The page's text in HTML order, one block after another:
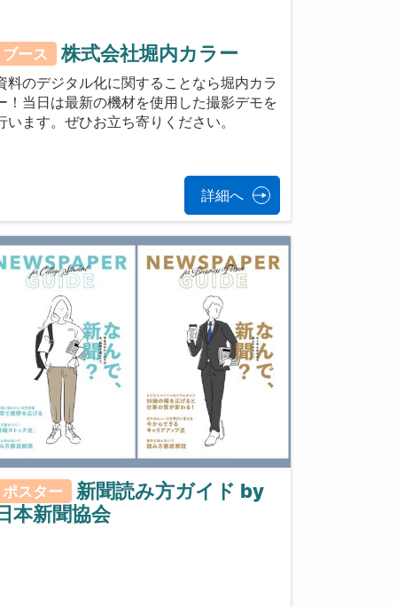
ブース 株式会社堀内カラー
料のデジタル化に関することなら堀内カラ
！当日は最新の機材を使用した撮影デモを
います。ぜひお立ち寄りください。
詳細へ
ポスター
新聞読み方ガイド by
本新聞協会